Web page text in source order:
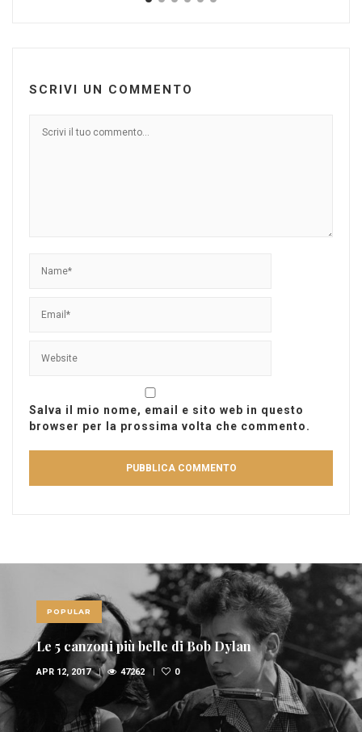
SCRIVI UN COMMENTO
Salva il mio nome, email e sito web in questo
browser per la prossima volta che commento.
POPULAR
Le 10 canzoni più sexy di sempre
FEB 6, 2017 36947 1